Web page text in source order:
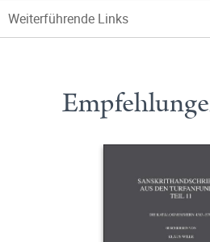
Weiterführende Links